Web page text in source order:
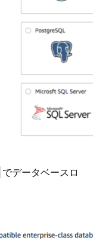
でデータベースロ